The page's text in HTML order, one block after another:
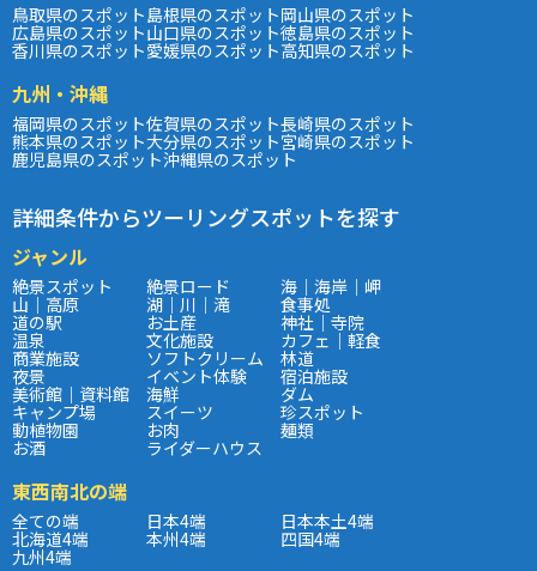
鳥取県のスポット島根県のスポット岡山県のスポット
広島県のスポット山口県のスポット徳島県のスポット
香川県のスポット愛媛県のスポット高知県のスポット
九州・沖縄
福岡県のスポット佐賀県のスポット長崎県のスポット
熊本県のスポット大分県のスポット宮崎県のスポット
鹿児島県のスポット沖縄県のスポット
詳細条件からツーリングスポットを探す
ジャンル
絶景スポット 絶景ロード 海｜海岸｜岬
山｜高原 湖｜川｜滝 食事処
道の駅 お土産 神社｜寺院
温泉 文化施設 カフェ｜軽食
商業施設 ソフトクリーム 林道
夜景 イベント体験 宿泊施設
美術館｜資料館 海鮮 ダム
キャンプ場 スイーツ 珍スポット
動植物園 お肉 麺類
お酒 ライダーハウス
東西南北の端
全ての端 日本4端 日本本土4端
北海道4端 本州4端 四国4端
九州4端